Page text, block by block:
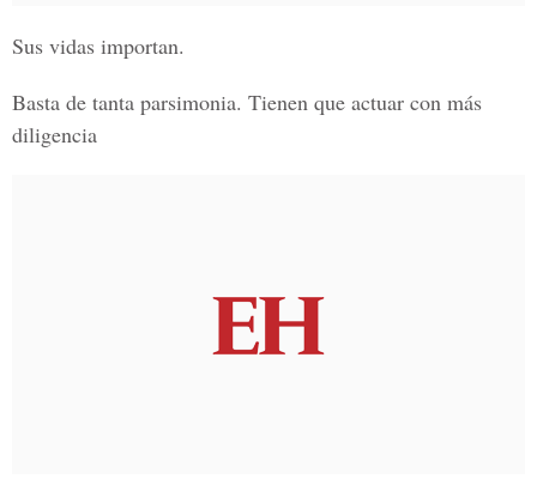
Sus vidas importan.
Basta de tanta parsimonia. Tienen que actuar con más
diligencia